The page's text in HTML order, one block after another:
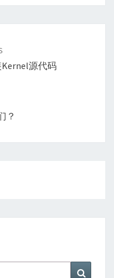
kernel源代码
？